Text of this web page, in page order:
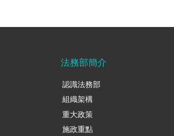
法務部簡介
認識法務部
組織架構
重大政策
施政重點